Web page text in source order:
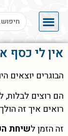
אין לי כסף
הבוגרים יוצאים
הם רוצים לבלות,
רואים איך זה
זה הזמן לשיחת